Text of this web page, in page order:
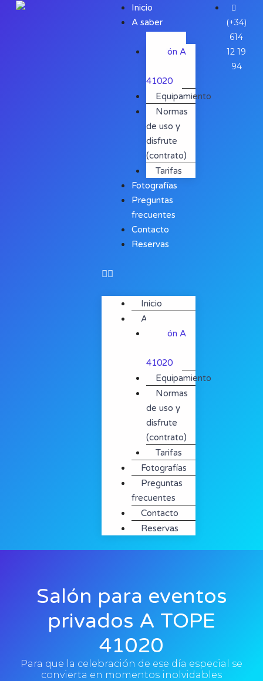
Inicio
A saber
Salón A
41020
Equipamiento
Normas
de uso y
disfrute
(contrato)
Tarifas
Fotografías
Preguntas
frecuentes
Contacto
Reservas
Inicio
A saber
Salón A
41020
Equipamiento
Normas
de uso y
disfrute
(contrato)
Tarifas
Fotografías
Preguntas
frecuentes
Contacto
Reservas
(+34)
614
12 19
94
Salón para eventos
privados A TOPE
41020
Para que la celebración de ese día especial se
convierta en momentos inolvidables